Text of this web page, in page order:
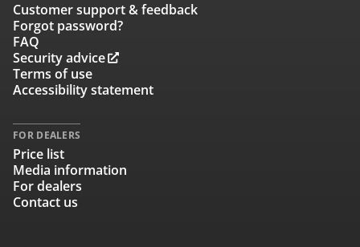
Customer support & feedback
Forgot password?
FAQ
Security advice
Terms of use
Accessibility statement
FOR DEALERS
Price list
Media information
For dealers
Contact us